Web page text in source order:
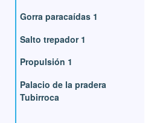
Gorra paracaídas 1
Salto trepador 1
Propulsión 1
Palacio de la pradera
Tubirroca